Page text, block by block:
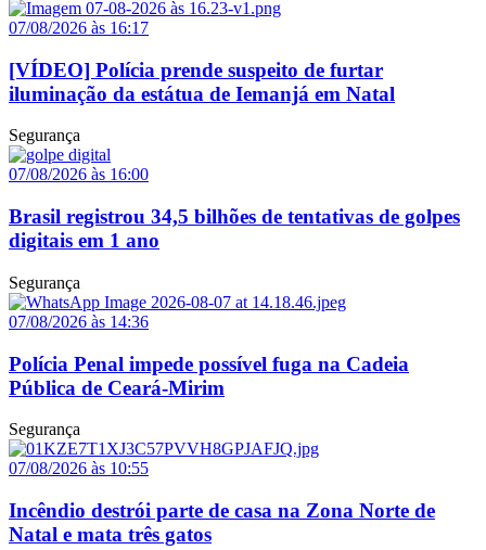
07/08/2026 às 16:17
[VÍDEO] Polícia prende suspeito de furtar
iluminação da estátua de Iemanjá em Natal
Segurança
07/08/2026 às 16:00
Brasil registrou 34,5 bilhões de tentativas de golpes
digitais em 1 ano
Segurança
07/08/2026 às 14:36
Polícia Penal impede possível fuga na Cadeia
Pública de Ceará-Mirim
Segurança
07/08/2026 às 10:55
Incêndio destrói parte de casa na Zona Norte de
Natal e mata três gatos